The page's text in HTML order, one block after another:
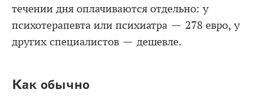
течении дня оплачиваются отдельно: у
психотерапевта или психиатра — 278 евро, у
других специалистов — дешевле.
Как обычно